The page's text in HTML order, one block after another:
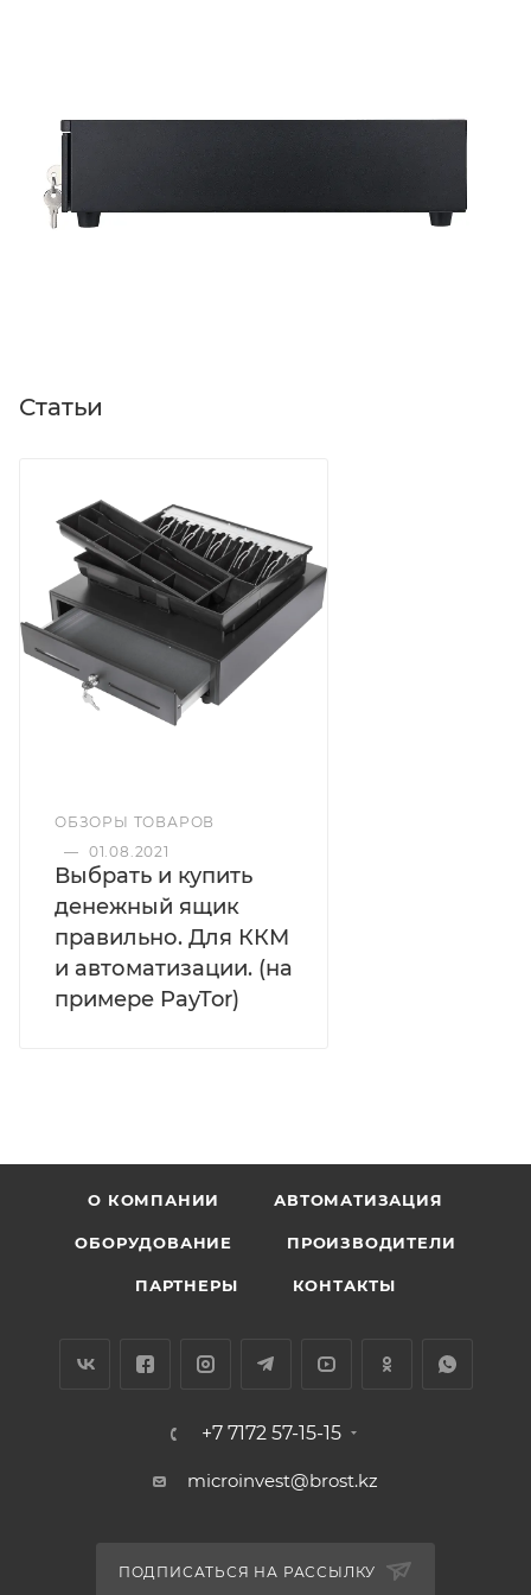
Статьи
ОБЗОРЫ ТОВАРОВ
— 01.08.2021
Выбрать и купить
денежный ящик
правильно. Для ККМ
и автоматизации. (на
примере PayTor)
О КОМПАНИИ АВТОМАТИЗАЦИЯ
ОБОРУДОВАНИЕ ПРОИЗВОДИТЕЛИ
ПАРТНЕРЫ КОНТАКТЫ
+7 7172 57-15-15
microinvest@brost.kz
ПОДПИСАТЬСЯ НА РАССЫЛКУ